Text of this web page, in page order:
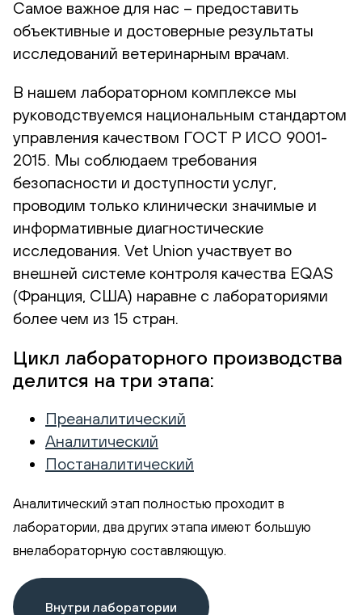
Самое важное для нас – предоставить
объективные и достоверные результаты
исследований ветеринарным врачам.
В нашем лабораторном комплексе мы
руководствуемся национальным стандартом
управления качеством ГОСТ Р ИСО 9001-
2015. Мы соблюдаем требования
безопасности и доступности услуг,
проводим только клинически значимые и
информативные диагностические
исследования. Vet Union участвует во
внешней системе контроля качества EQAS
(Франция, США) наравне с лабораториями
более чем из 15 стран.
Цикл лабораторного производства
делится на три этапа:
Преаналитический
Аналитический
Постаналитический
Аналитический этап полностью проходит в
лаборатории, два других этапа имеют большую
внелабораторную составляющую.
Внутри лаборатории